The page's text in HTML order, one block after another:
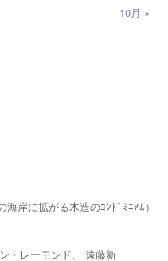
10月 »
岸に拡がる木造のｺﾝﾄﾞﾐﾆｱﾑ）
・レーモンド、 遠藤新